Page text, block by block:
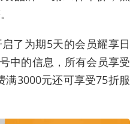
了为期5天的会员耀享日
中的信息，所有会员享受
满3000元还可享受75折服